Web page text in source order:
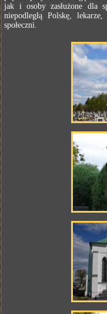
jak i osoby zasłużone dla
niepodległą Polskę,
społeczni.